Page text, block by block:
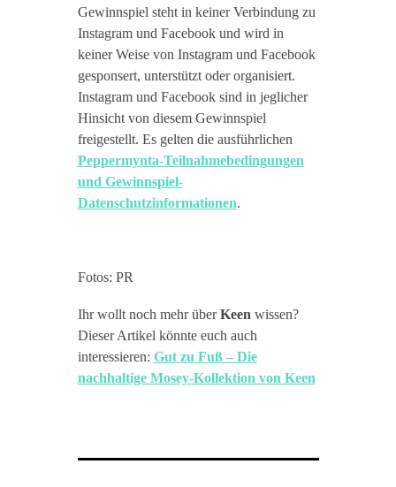
Gewinnspiel steht in keiner Verbindung zu
Instagram und Facebook und wird in
keiner Weise von Instagram und Facebook
gesponsert, unterstützt oder organisiert.
Instagram und Facebook sind in jeglicher
Hinsicht von diesem Gewinnspiel
freigestellt. Es gelten die ausführlichen
Peppermynta-Teilnahmebedingungen
und Gewinnspiel-
Datenschutzinformationen.
Fotos: PR
Ihr wollt noch mehr überKeen wissen?
Dieser Artikel könnte euch auch
interessieren: Gut zu Fuß – Die
nachhaltige Mosey-Kollektion von Keen